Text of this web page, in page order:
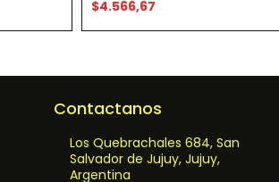
$4.566,67
Contactanos
Los Quebrachales 684, San
Salvador de Jujuy, Jujuy,
Argentina